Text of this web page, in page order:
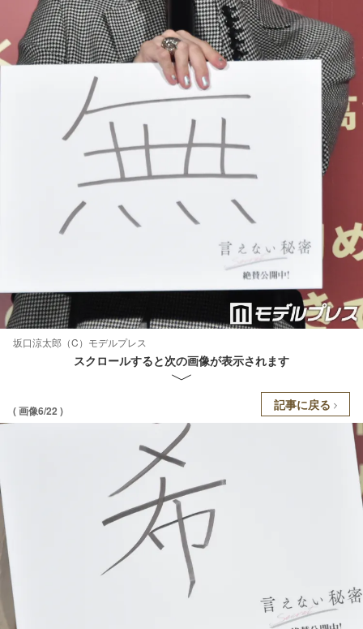
坂口涼太郎（C）モデルプレス
スクロールすると次の画像が表示されます
( 画像6/22 ) 記事に戻る